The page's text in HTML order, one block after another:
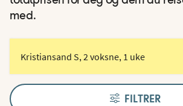
med.
Kristiansand S, 2 voksne, 1 uke
FILTRER